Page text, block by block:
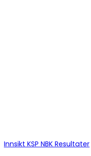
Innsikt KSP NBK Resultater